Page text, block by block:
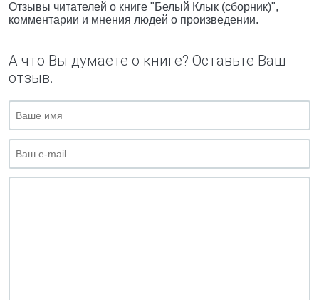
Отзывы читателей о книге "Белый Клык (сборник)",
комментарии и мнения людей о произведении.
А что Вы думаете о книге? Оставьте Ваш
отзыв.